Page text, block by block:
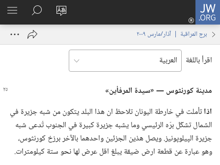
JW.ORG
تغيير
الموقع
تسجيل
الدخول
نافذة
البحث
في
JW.‎ORG
برج المراقبة | ‏‎آذار/مارس‏ ‏‎٢٠٠٩‏
اقرأ باللغة
مدينة كورنثوس —‏ «سيدة المرفأين»‏
اذاتأملت في خارطة اليونان تلاحظ ان هذا البلد يتكون من شبه جزيرة في
الشمال تشكّل برّه الرئيسي وما يشبه جزيرة كبيرة في الجنوب تُدعى شبه
جزيرة الپيلوپونيز.‏ ويصل هذين الجزئين واحدهما بالآخر برزخ كورنثوس،‏
وهو عبارة عن قطعة ارض ضيقة يبلغ اقل عرض لها نحو ستة كيلومترات.‏